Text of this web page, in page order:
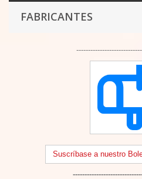
FABRICANTES
Suscríbase a nuestro